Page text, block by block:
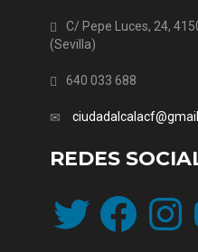
C/ Pepe Luces, 24,
(Sevilla)
640 033 688
REDES
Twitter Facebook